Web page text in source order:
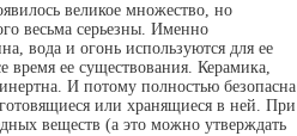
великое множество, но
весьма серьезны. Именно
вода и огонь используются для ее
время ее существования. Керамика,
И потому полностью безопасна
или хранящиеся в ней. При
веществ (а это можно утверждать